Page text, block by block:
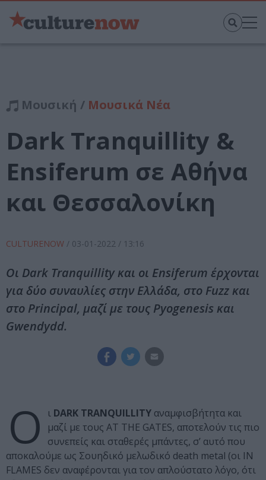
Μουσική / Μουσικά Νέα
Dark Tranquillity &
Ensiferum σε Αθήνα
και Θεσσαλονίκη
CULTURENOW / 03-01-2022 / 13:16
Οι Dark Tranquillity και οι Ensiferum έρχονται
για δύο συναυλίες στην Ελλάδα, στο Fuzz και
στο Principal, μαζί με τους Pyogenesis και
Gwendydd.
Ο ι DARK TRANQUILLITY αναμφισβήτητα και
μαζί με τους AT THE GATES, αποτελούν τις πιο
συνεπείς και σταθερές μπάντες, σ’ αυτό που
αποκαλούμε ως Σουηδικό μελωδικό death metal (οι IN
FLAMES δεν αναφέρονται για τον απλούστατο λόγο, ότι